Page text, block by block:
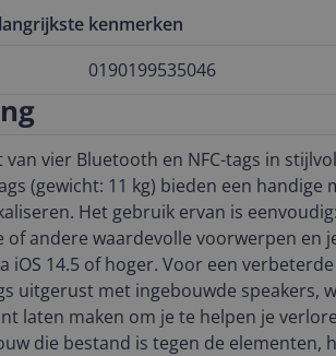
kenmerken
0190199535046
vier Bluetooth en NFC-tags in
(gewicht: 11 kg) bieden een handige
Het gebruik ervan is
of andere waardevolle voorwerpen en
iOS 14.5 of hoger. Voor een verbeterde
uitgerust met ingebouwde speakers,
laten maken om je te helpen je
die bestand is tegen de elementen,